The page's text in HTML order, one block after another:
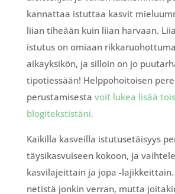
kannattaa istuttaa kasvit
liian tiheään kuin liian harvaan.
istutus on omiaan
aikayksikön, ja silloin on jo
tipotiessään! Helppohoitoisen
perustamisesta voit lukea lisää
blogitekstistäni.
Kaikilla kasveilla istutusetäisyys
täysikasvuiseen kokoon, ja
kasvilajeittain ja jopa -
netistä jonkin verran, mutta